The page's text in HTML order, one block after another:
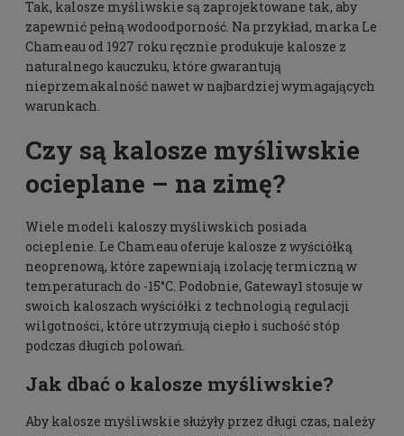
Tak, kalosze myśliwskie są zaprojektowane tak, aby
zapewnić pełną wodoodporność. Na przykład, marka Le
Chameau od 1927 roku ręcznie produkuje kalosze z
naturalnego kauczuku, które gwarantują
nieprzemakalność nawet w najbardziej wymagających
warunkach.
Czy są kalosze myśliwskie
ocieplane – na zimę?
Wiele modeli kaloszy myśliwskich posiada
ocieplenie. Le Chameau oferuje kalosze z wyściółką
neoprenową, które zapewniają izolację termiczną w
temperaturach do -15°C. Podobnie, Gateway1 stosuje w
swoich kaloszach wyściółki z technologią regulacji
wilgotności, które utrzymują ciepło i suchość stóp
podczas długich polowań.
Jak dbać o kalosze myśliwskie?
Aby kalosze myśliwskie służyły przez długi czas, należy